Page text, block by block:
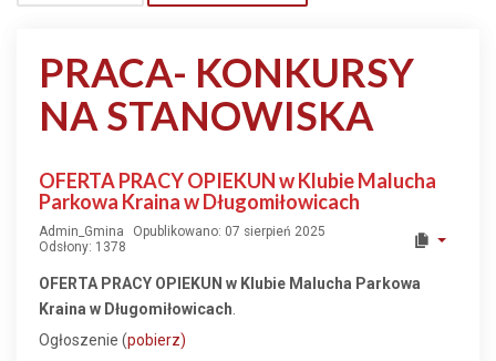
PRACA- KONKURSY
NA STANOWISKA
OFERTA PRACY OPIEKUN w Klubie Malucha
Parkowa Kraina w Długomiłowicach
Admin_Gmina
Opublikowano: 07 sierpień 2025
Odsłony: 1378
OFERTA PRACY OPIEKUN w Klubie Malucha Parkowa
Kraina w Długomiłowicach
Ogłoszenie (pobierz)